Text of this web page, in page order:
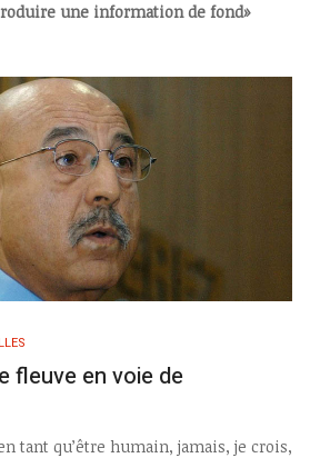
une information de fond»
fleuve en voie de
tant qu’être humain, jamais, je crois,